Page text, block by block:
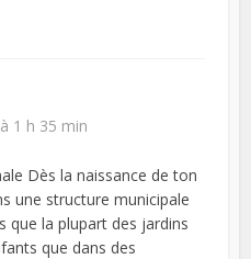
1 h 35 min
Dès la naissance de ton
une structure municipale
que la plupart des jardins
que dans des